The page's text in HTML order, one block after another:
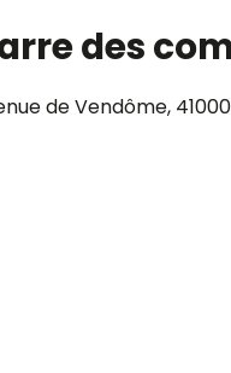
des
de Vendôme,